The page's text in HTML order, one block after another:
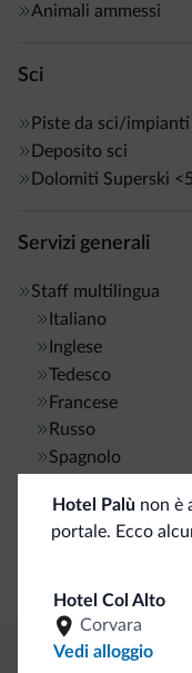
Animali ammessi
Sci
Piste da sci/impianti
Deposito sci
Dolomiti Superski
Servizi generali
Staff multilingua
Italiano
Inglese
Tedesco
Francese
Russo
Spagnolo
Pagamenti
Hotel Palù non è
portale. Ecco
Hotel Col Alto
Corvara
Vedi alloggio